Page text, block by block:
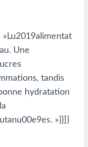
»Lu2019alimentat
Une
tandis
hydratation
»}}]}